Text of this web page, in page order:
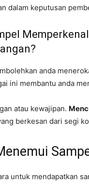
dalam keputusan
anda
ini membantu anda
atau kewajipan.
berkesan dari segi
untuk mendapatkan